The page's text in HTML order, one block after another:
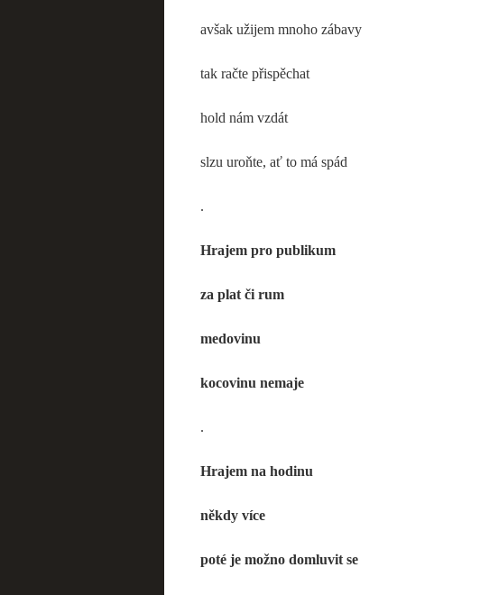
avšak užijem mnoho zábavy
tak račte přispěchat
hold nám vzdát
slzu uroňte, ať to má spád
.
Hrajem pro publikum
za plat či rum
medovinu
kocovinu nemaje
.
Hrajem na hodinu
někdy více
poté je možno domluvit se